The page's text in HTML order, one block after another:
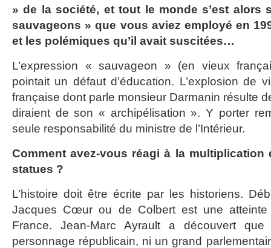
» de la société, et tout le monde s’est alors
sauvageons » que vous aviez employé en
et les polémiques qu’il avait suscitées…
L’expression « sauvageon » (en vieux
pointait un défaut d’éducation. L’explosion de
française dont parle monsieur Darmanin résulte
diraient de son « archipélisation ». Y porter
seule responsabilité du ministre de l’Intérieur.
Comment avez-vous réagi à la multiplication
statues ?
L’histoire doit être écrite par les historiens.
Jacques Cœur ou de Colbert est une atteinte
France. Jean-Marc Ayrault a découvert
personnage républicain, ni un grand